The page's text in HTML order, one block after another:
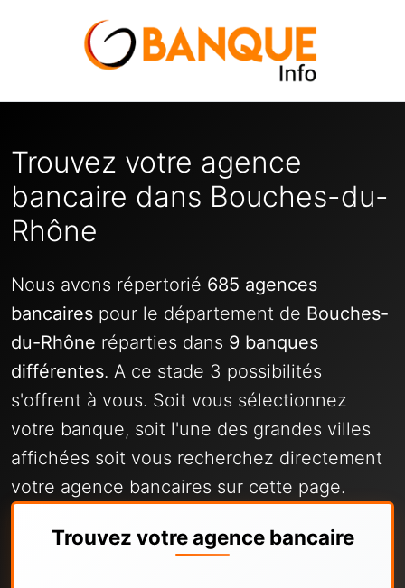
Trouvez votre agence
bancaire dans Bouches-du-
Rhône
Nous avons répertorié 685 agences
bancaires pour le département de Bouches-
du-Rhône réparties dans 9 banques
différentes. A ce stade 3 possibilités
s'offrent à vous. Soit vous sélectionnez
votre banque, soit l'une des grandes villes
affichées soit vous recherchez directement
votre agence bancaires sur cette page.
Trouvez votre agence bancaire